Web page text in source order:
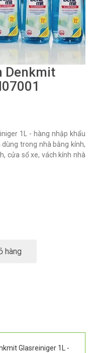
Denkmit
1L - hàng nhập khẩu
trong nhà bằng kính,
cửa sổ xe, vách kính nhà
hàng
Glasreiniger 1L -